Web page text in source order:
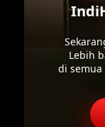
Lebih
di